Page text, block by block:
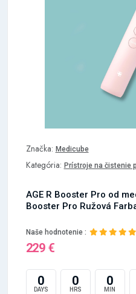
Značka: Medicube
Kategória: Prístroje na čistenie
AGE R Booster Pro od
Booster Pro Ružová
Naše hodnotenie :
229 €
0
DAYS
0
HRS
0
MIN